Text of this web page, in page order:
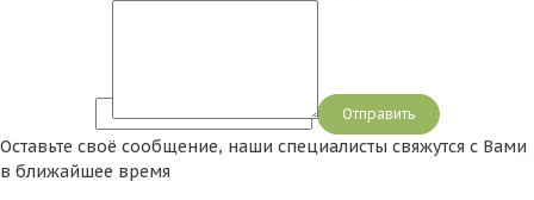
Сообщение
Оставьте своё сообщение, наши специалисты свяжутся с Вами
в ближайшее время